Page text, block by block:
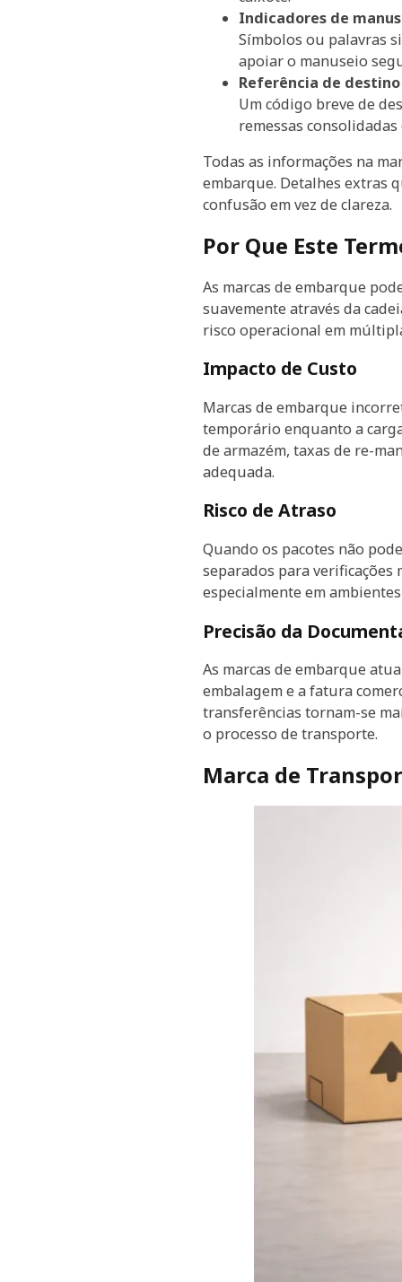
Indicadores de
Símbolos ou palavras
apoiar o manuseio
Referência de
Um código breve de
remessas
Todas as informações na
embarque. Detalhes extras
confusão em vez de clareza.
Por Que Este
As marcas de embarque
suavemente através da
risco operacional em
Impacto de Custo
Marcas de embarque
temporário enquanto a
de armazém, taxas de re-
adequada.
Risco de Atraso
Quando os pacotes não
separados para
especialmente em
Precisão da
As marcas de embarque
embalagem e a fatura
transferências tornam-se
o processo de transporte.
Marca de